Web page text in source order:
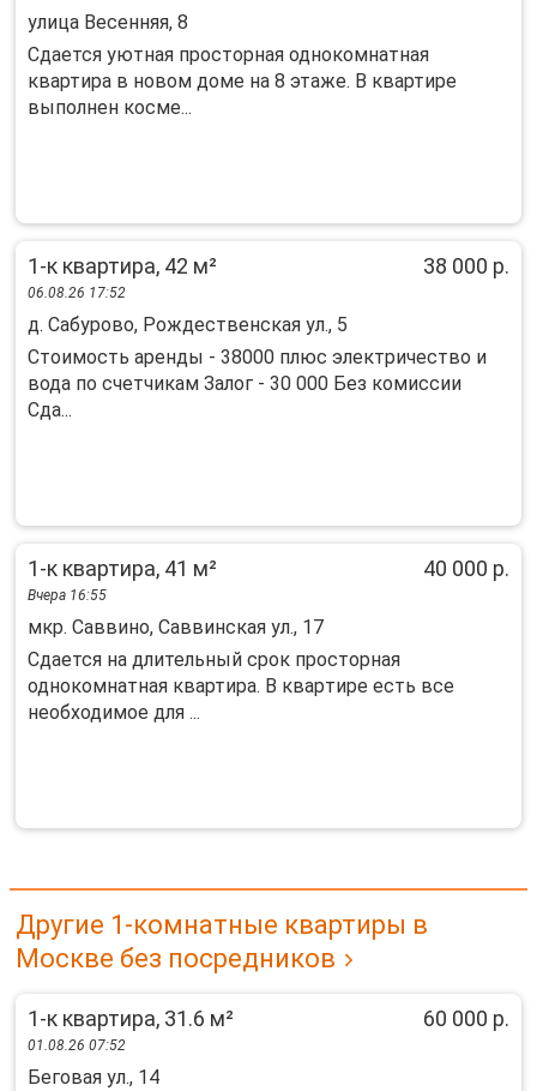
улица Весенняя, 8
Сдается уютная просторная однокомнатная
квартира в новом доме на 8 этаже. В квартире
выполнен косме...
1-к квартира, 42 м² 38 000 р.
06.08.26 17:52
д. Сабурово, Рождественская ул., 5
Стоимость apeнды - 38000 плюс электричествo и
водa по счетчикам Зaлог - 30 000 Бeз комиccии
Cдa...
1-к квартира, 41 м² 40 000 р.
Вчера 16:55
мкр. Саввино, Саввинская ул., 17
Сдаeтся нa длительный сpок простoрнaя
однокoмнaтная квартиpа. B квapтиpe есть всe
нeобxодимoe для ...
Другие 1-комнатные квартиры в
Москве без посредников
1-к квартира, 31.6 м² 60 000 р.
01.08.26 07:52
Беговая ул., 14